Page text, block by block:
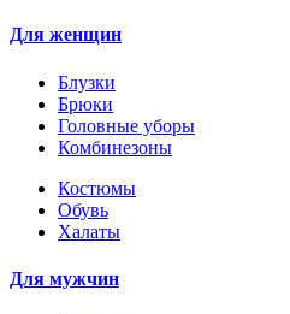
Для женщин
Блузки
Брюки
Головные уборы
Комбинезоны
Костюмы
Обувь
Халаты
Для мужчин